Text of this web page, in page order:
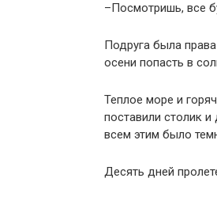
–Посмотришь, все
Подруга была
осени попасть в
Теплое море и
поставили столик
всем этим было
Десять дней